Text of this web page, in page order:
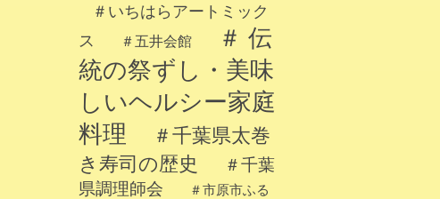
＃いちはらアートミック
ス
＃五井会館
＃ 伝
統の祭ずし・美味
しいヘルシー家庭
料理
＃千葉県太巻
き寿司の歴史
＃千葉
県調理師会
＃市原市ふる